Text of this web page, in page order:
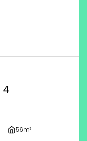
4
56m²